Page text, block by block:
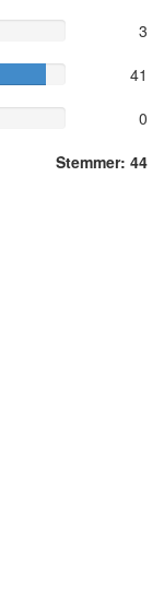
3
41
0
Stemmer: 44